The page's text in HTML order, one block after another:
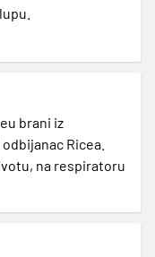
brani iz
Ricea.
na respiratoru